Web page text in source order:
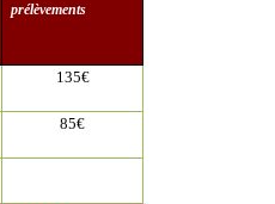
prélèvements
135€
85€